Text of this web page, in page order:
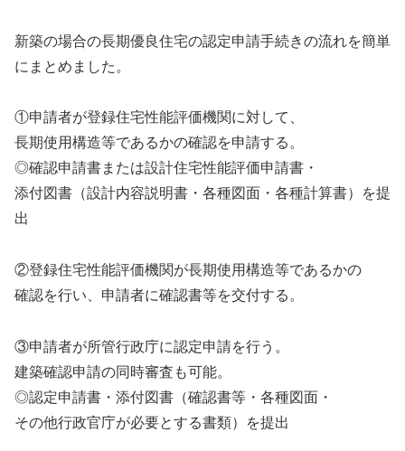
新築の場合の長期優良住宅の認定申請手続きの流れを簡単
にまとめました。
①申請者が登録住宅性能評価機関に対して、
長期使用構造等であるかの確認を申請する。
◎確認申請書または設計住宅性能評価申請書・
添付図書（設計内容説明書・各種図面・各種計算書）を提
出
②登録住宅性能評価機関が長期使用構造等であるかの
確認を行い、申請者に確認書等を交付する。
③申請者が所管行政庁に認定申請を行う。
建築確認申請の同時審査も可能。
◎認定申請書・添付図書（確認書等・各種図面・
その他行政官庁が必要とする書類）を提出